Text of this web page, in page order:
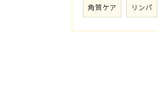
角質ケア リンパ